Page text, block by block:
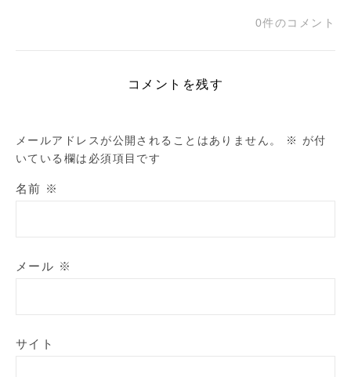
0件のコメント
コメントを残す
メールアドレスが公開されることはありません。 ※ が付
いている欄は必須項目です
名前 ※
メール ※
サイト